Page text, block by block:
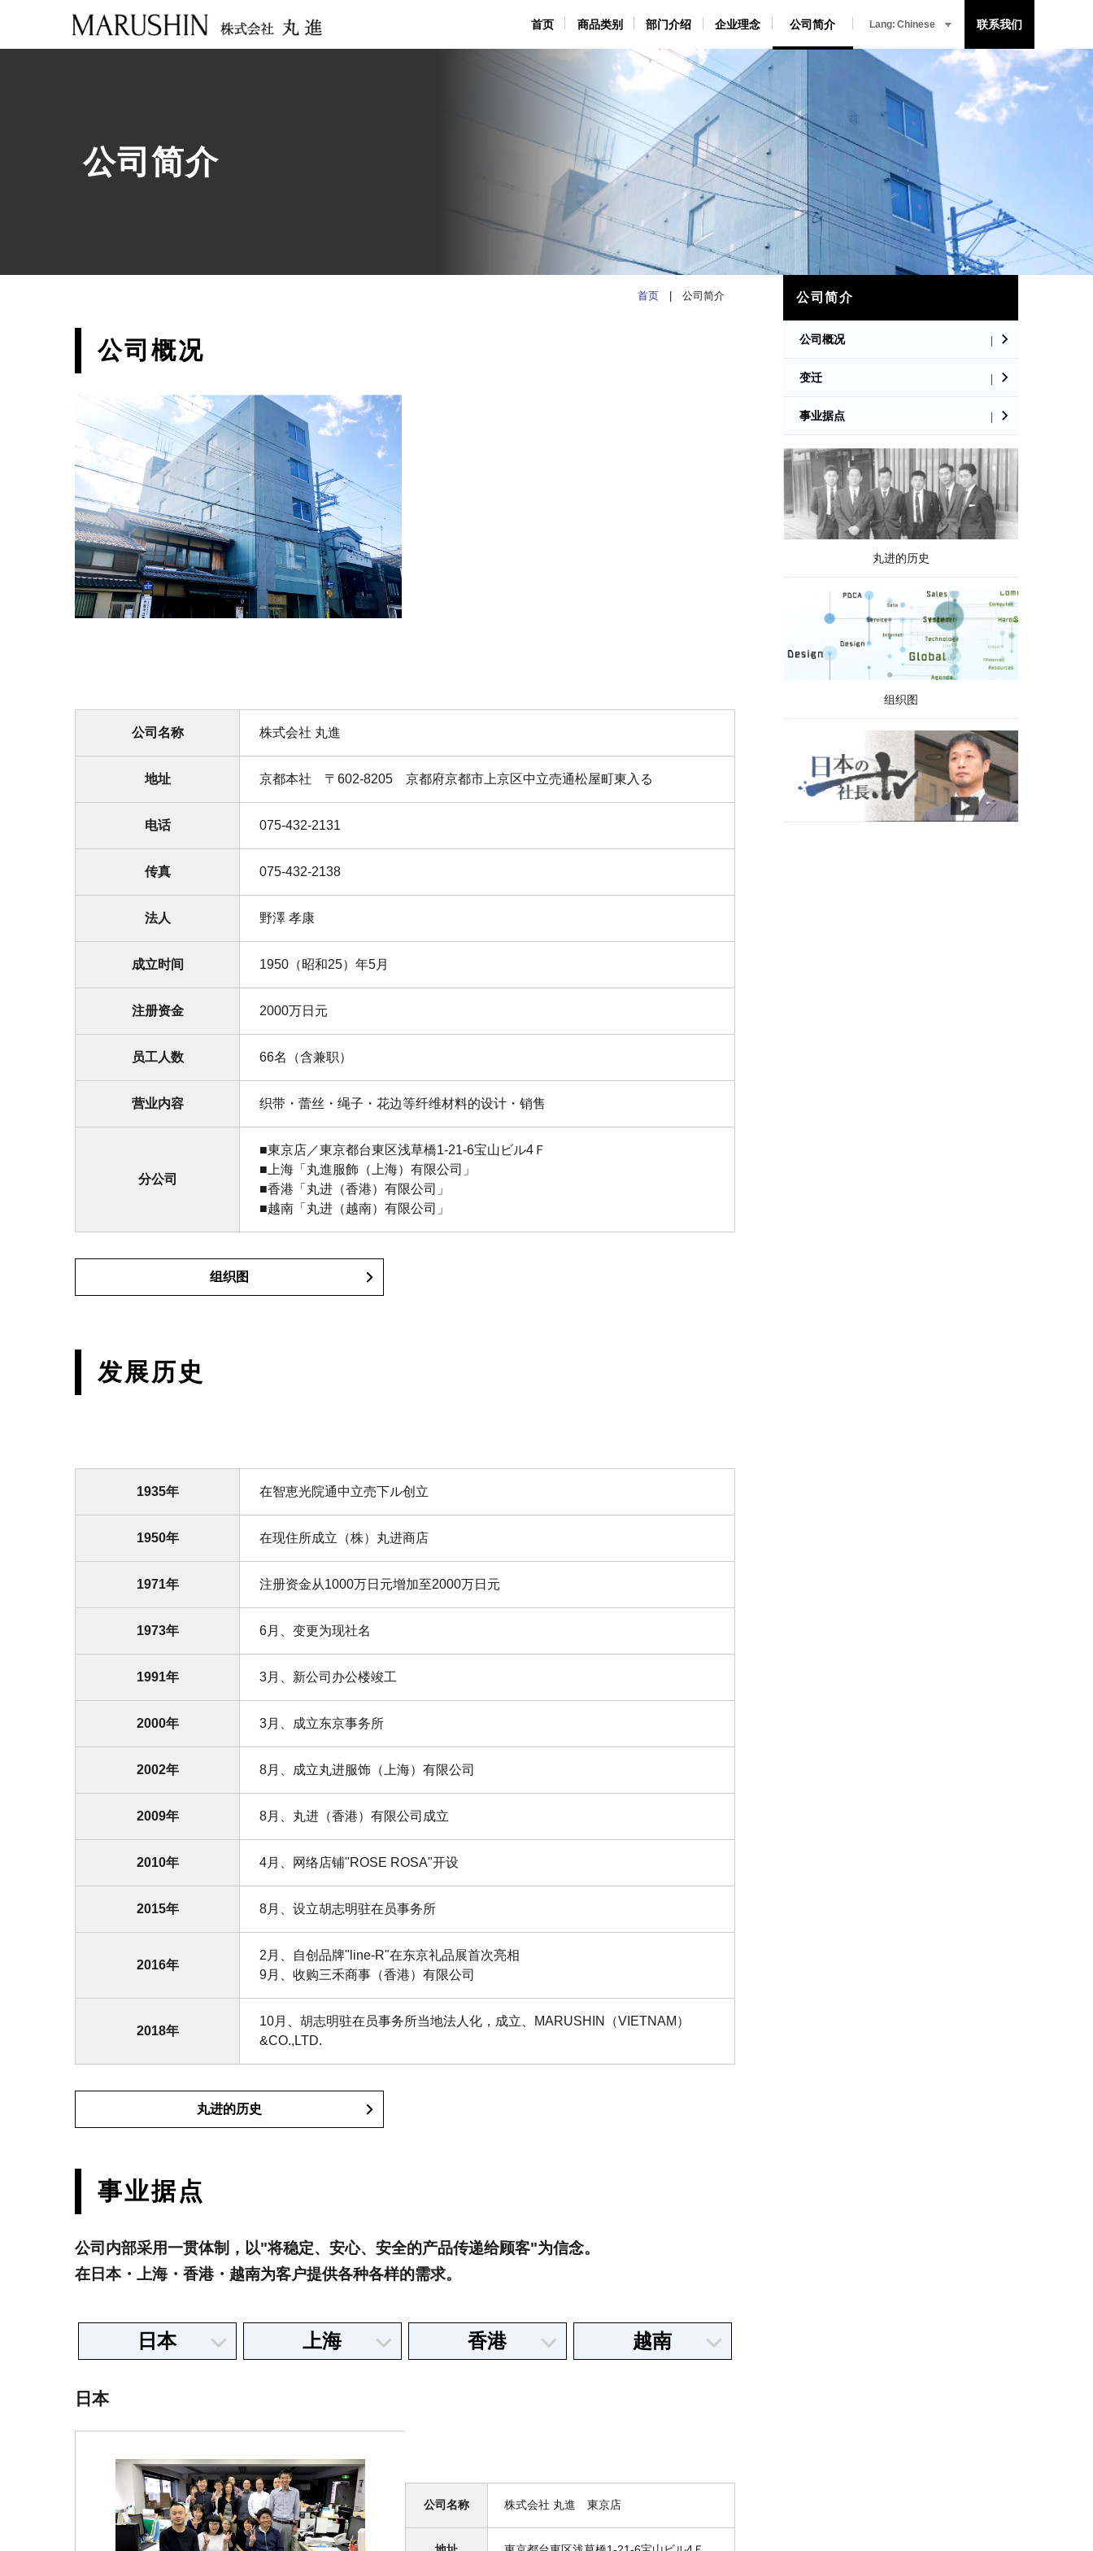
首页 商品类别 部门介绍 企业理念 公司简介 Lang: 联系我们
首页 商品类别 部门介绍 企业理念 公司简介 Lang: 联系我们
公司简介
首页 | 公司简介
公司概况
公司名称 株式会社 丸進
地址 京都本社 〒602-8205 京都府京都市上京区中立売通松屋町東入る
电话 075-432-2131
传真 075-432-2138
法人 野澤 孝康
成立时间 1950（昭和25）年5月
注册资金 2000万日元
员工人数 66名（含兼职）
营业内容 织带・蕾丝・绳子・花边等纤维材料的设计・销售
分公司
■東京店／東京都台東区浅草橋1-21-6宝山ビル4Ｆ
■上海「丸進服飾（上海）有限公司」
■香港「丸进（香港）有限公司」
■越南「丸进（越南）有限公司」
组织图
发展历史
1935年 在智恵光院通中立売下ル创立
1950年 在现住所成立（株）丸进商店
1971年 注册资金从1000万日元增加至2000万日元
1973年 6月、变更为现社名
1991年 3月、新公司办公楼竣工
2000年 3月、成立东京事务所
2002年 8月、成立丸进服饰（上海）有限公司
2009年 8月、丸进（香港）有限公司成立
2010年 4月、网络店铺"ROSE ROSA"开设
2015年 8月、设立胡志明驻在员事务所
2016年
2月、自创品牌"line-R"在东京礼品展首次亮相
9月、收购三禾商事（香港）有限公司
2018年
10月、胡志明驻在员事务所当地法人化，成立、MARUSHIN（VIETNAM）
&CO.,LTD.
丸进的历史
事业据点
公司内部采用一贯体制，以"将稳定、安心、安全的产品传递给顾客"为信念。
在日本・上海・香港・越南为客户提供各种各样的需求。
日本 上海 香港 越南
日本
公司名称 株式会社 丸進 東京店
公司简介
公司概况 |
变迁 |
事业据点 |
丸进的历史
组织图